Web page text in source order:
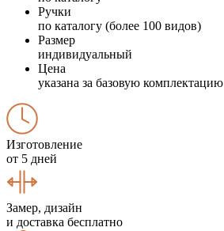
Ручки
по каталогу (более 100 видов)
Размер
индивидуальный
Цена
указана за базовую комплектацию
Изготовление
от 5 дней
Замер, дизайн
и доставка бесплатно